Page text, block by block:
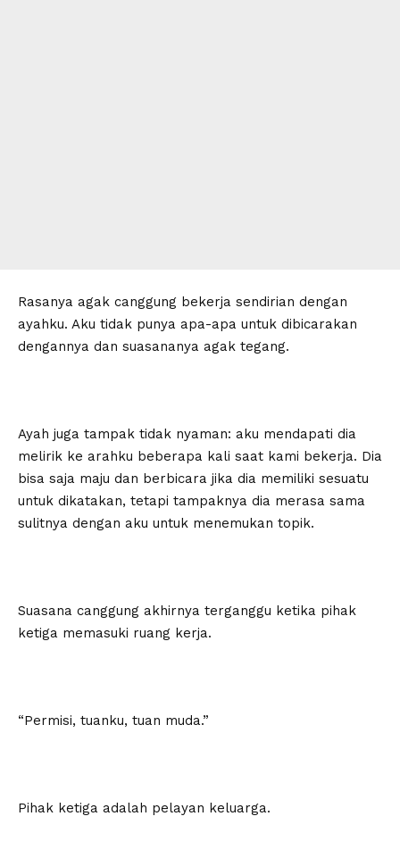
Rasanya agak canggung bekerja sendirian dengan
ayahku. Aku tidak punya apa-apa untuk dibicarakan
dengannya dan suasananya agak tegang.
Ayah juga tampak tidak nyaman: aku mendapati dia
melirik ke arahku beberapa kali saat kami bekerja. Dia
bisa saja maju dan berbicara jika dia memiliki sesuatu
untuk dikatakan, tetapi tampaknya dia merasa sama
sulitnya dengan aku untuk menemukan topik.
Suasana canggung akhirnya terganggu ketika pihak
ketiga memasuki ruang kerja.
“Permisi, tuanku, tuan muda.”
Pihak ketiga adalah pelayan keluarga.